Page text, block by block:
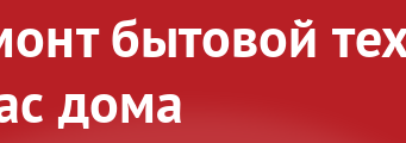
бытовой
дома